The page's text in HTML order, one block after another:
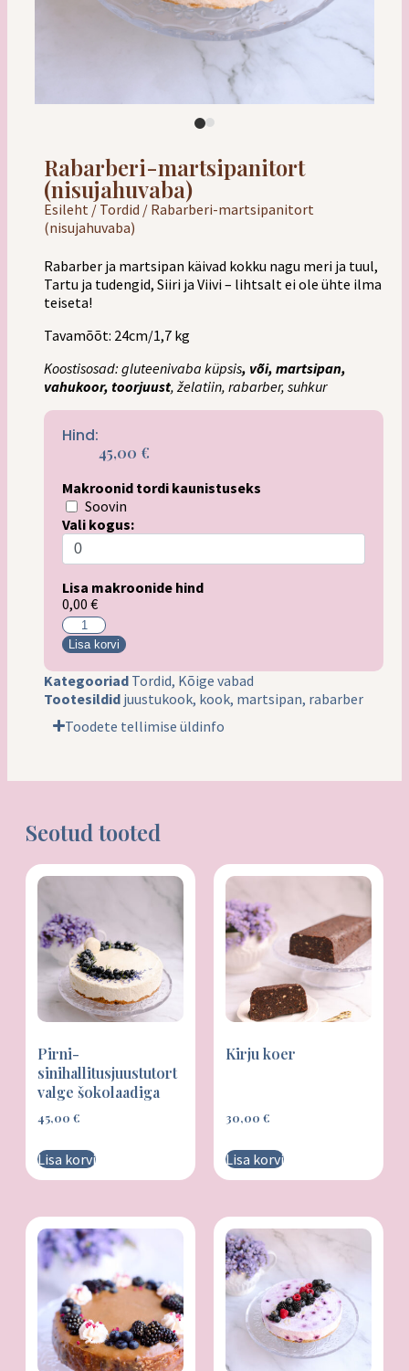
Rabarberi-martsipanitort
(nisujahuvaba)
Esileht / Tordid / Rabarberi-martsipanitort
(nisujahuvaba)
Rabarber ja martsipan käivad kokku nagu meri ja tuul,
Tartu ja tudengid, Siiri ja Viivi – lihtsalt ei ole ühte ilma
teiseta!
Tavamõõt: 24cm/1,7 kg
Koostisosad: gluteenivaba küpsis, või, martsipan,
vahukoor, toorjuust, želatiin, rabarber, suhkur
Hind:
45,00 €
Makroonid tordi kaunistuseks
Soovin
Vali kogus:
Lisa makroonide hind
0,00 €
Lisa korvi
Kategooriad Tordid, Kõige vabad
Tootesildid juustukook, kook, martsipan, rabarber
Toodete tellimise üldinfo
Seotud tooted
Pirni-
sinihallitusjuustutort
valge šokolaadiga
45,00 €
Lisa korvi
Kirju koer
30,00 €
Lisa korvi